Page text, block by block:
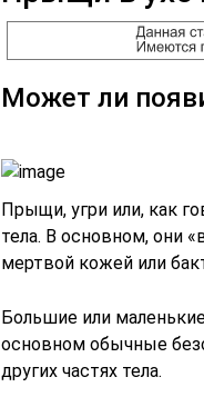
Может ли
Прыщи, угри или, как
тела. В основном, они
мертвой кожей или
Большие или
основном обычные
других частях тела.